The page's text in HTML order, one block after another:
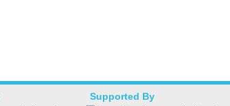
Supported By